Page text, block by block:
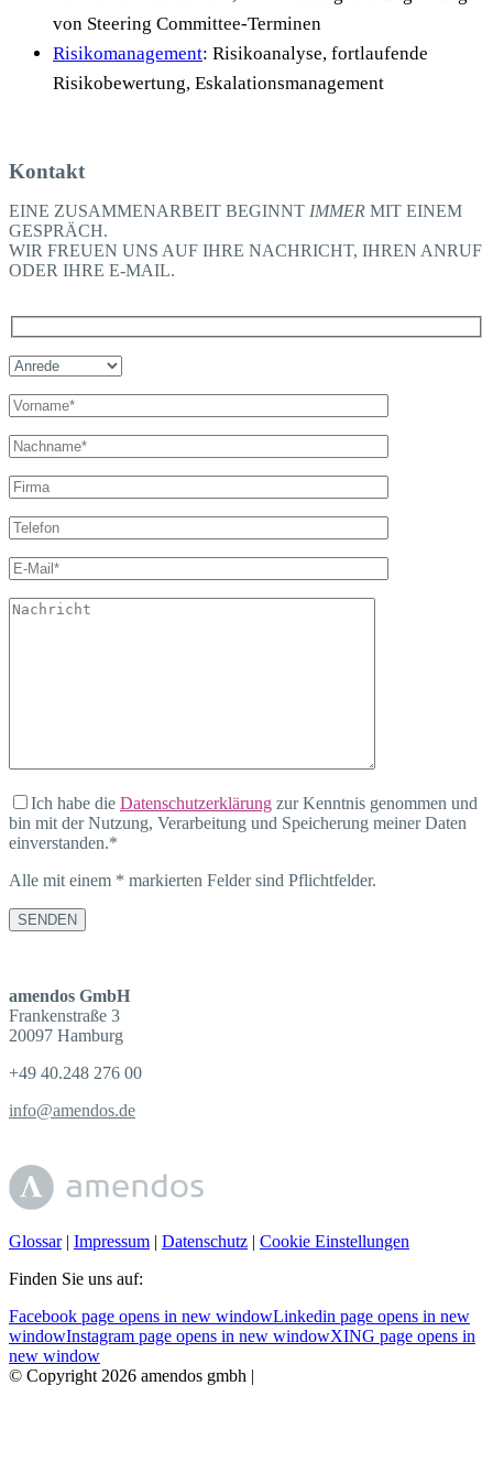
von Steering Committee-Terminen
Risikomanagement: Risikoanalyse, fortlaufende
Risikobewertung, Eskalationsmanagement
Kontakt
EINE ZUSAMMENARBEIT BEGINNT IMMER MIT EINEM
GESPRÄCH.
WIR FREUEN UNS AUF IHRE NACHRICHT, IHREN ANRUF
ODER IHRE E-MAIL.
Ich habe die Datenschutzerklärung zur Kenntnis genommen und
bin mit der Nutzung, Verarbeitung und Speicherung meiner Daten
einverstanden.*
Alle mit einem * markierten Felder sind Pflichtfelder.
amendos GmbH
Frankenstraße 3
20097 Hamburg
+49 40.248 276 00
info@amendos.de
Glossar| Impressum | Datenschutz | Cookie Einstellungen
Finden Sie uns auf:
Facebook page opens in new windowLinkedin page opens in new
windowInstagram page opens in new windowXING page opens in
new window
© Copyright 2026 amendos gmbh |